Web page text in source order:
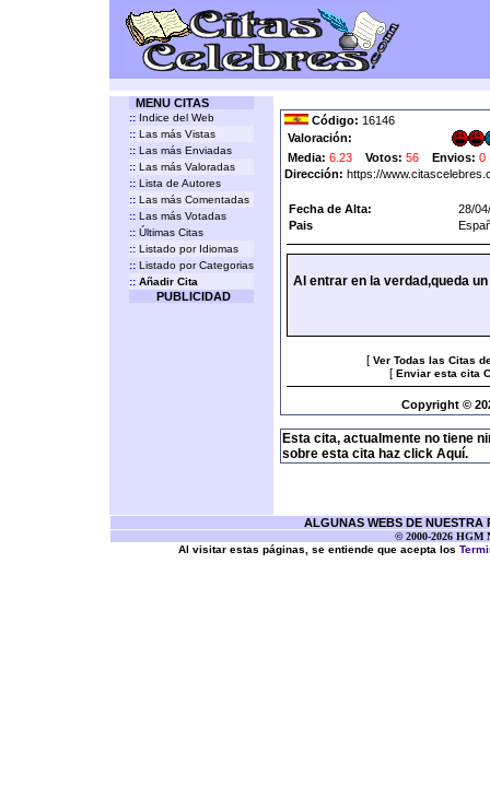
MENU CITAS
:: Indice del Web
:: Las más Vistas
:: Las más Enviadas
:: Las más Valoradas
:: Lista de Autores
:: Las más Comentadas
:: Las más Votadas
:: Últimas Citas
:: Listado por Idiomas
:: Listado por Categorias
:: Añadir Cita
PUBLICIDAD
Código: 16146
Valoración:
Media: 6.23 Votos: 56 Envios: 0
Dirección: https://
Fecha de Alta:
28/
Pais
Al entrar en la verdad,queda
[ Ver Todas las Citas
[ Enviar esta cita
Copyright ©
Esta cita, actualmente no tiene
sobre esta cita haz click Aquí.
ALGUNAS WEBS DE NUESTRA
© 2000-2026 HGM
Al visitar estas páginas, se entiende que acepta los